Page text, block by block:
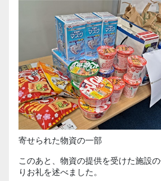
寄せられた物資の一部
このあと、物資の提供を受けた施設
りお礼を述べました。